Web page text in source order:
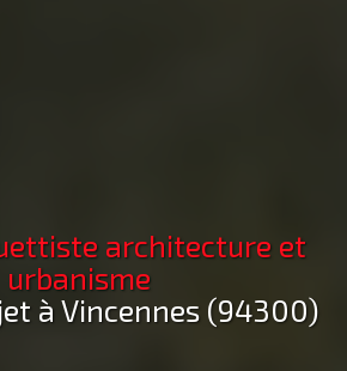
architecture et
urbanisme
à Vincennes (94300)